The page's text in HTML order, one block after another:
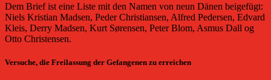
Dem Brief ist eine Liste mit den Namen von neun Dänen beigefügt:
Niels Kristian Madsen, Peder Christiansen, Alfred Pedersen, Edvard
Kleis, Derry Madsen, Kurt Sørensen, Peter Blom, Asmus Dall og
Otto Christensen.
Versuche, die Freilassung der Gefangenen zu erreichen